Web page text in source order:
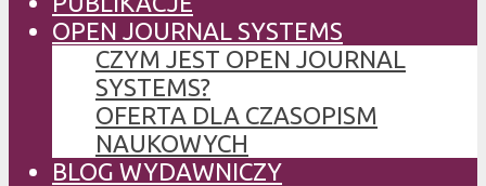
OPEN JOURNAL SYSTEMS
CZYM JEST OPEN JOURNAL
SYSTEMS?
OFERTA DLA CZASOPISM
NAUKOWYCH
BLOG WYDAWNICZY